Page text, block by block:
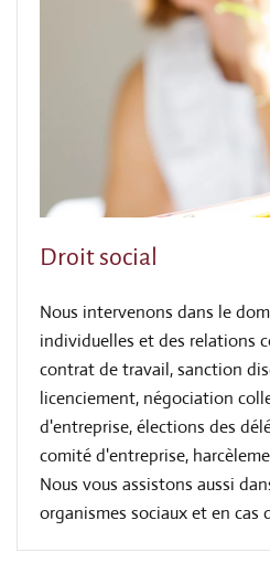
Droit social
Nous intervenons dans le
individuelles et des relations
contrat de travail, sanction
licenciement, négociation
d'entreprise, élections des
comité d'entreprise,
Nous vous assistons aussi
organismes sociaux et en cas